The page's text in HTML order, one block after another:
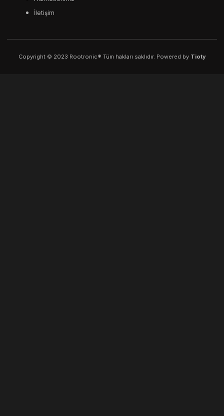
İletişim
Copyright © 2023 Rootronic® Tüm hakları saklıdır. Powered by Tioty